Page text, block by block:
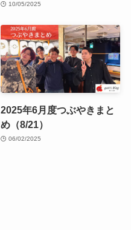
10/05/2025
2025年6月度つぶやきまと
め（8/21）
06/02/2025